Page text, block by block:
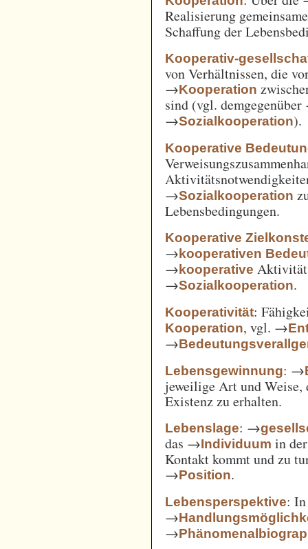
Realisierung
Schaffung der
Kooperativ-
von Verhältnissen, die
→Kooperation
sind (vgl.
→Sozialkooperation).
Kooperative
→Sozialkooperation
Lebensbedingungen.
Kooperative
→kooperativen
→kooperative
→Sozialkooperation.
Kooperativität:
Kooperation, vgl. →
→
Lebensgewinnung: →
jeweilige Art und
Existenz zu erhalten.
Lebenslage: →
das →Individuum in
Kontakt kommt und zu
→Position.
Lebensperspektive:
→
→